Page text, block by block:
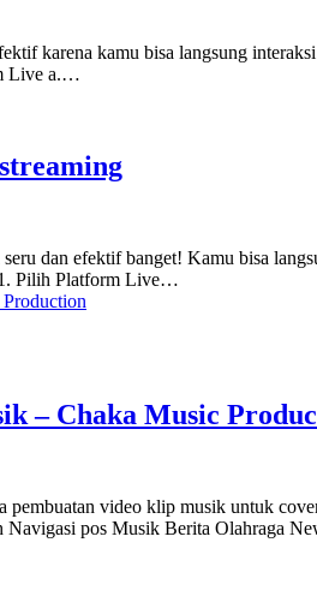
karena kamu bisa langsung
Live a.…
dan efektif banget! Kamu bisa
1. Pilih Platform Live…
– Chaka Music
video klip musik untuk
Navigasi pos Musik Berita Olahraga